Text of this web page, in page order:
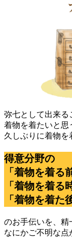
弥七として出来る
着物を着たいと思
久しぶりに着物を
得意分野の
「着物を着る
「着物を着る
「着物を着た
のお手伝いを、精
なにかご不明な点